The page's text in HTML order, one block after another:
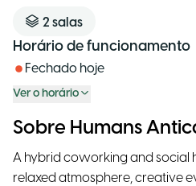
2 salas
Horário de funcionamento
Fechado hoje
Ver o horário
Sobre Humans
A hybrid coworking and social
relaxed atmosphere, creative